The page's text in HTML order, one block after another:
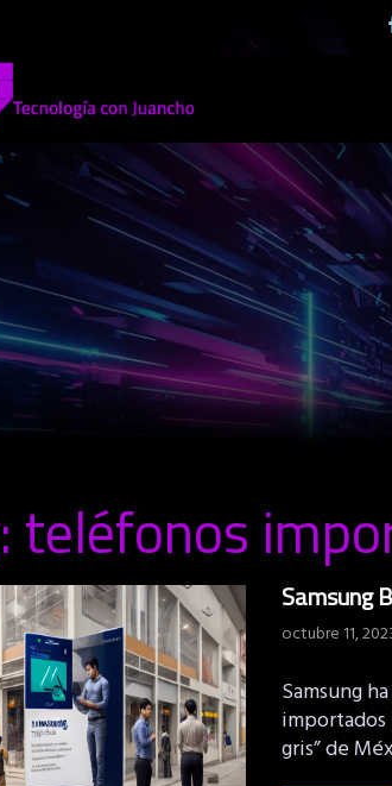
teléfonos
Samsung
octubre 11,
Samsung
gris” de